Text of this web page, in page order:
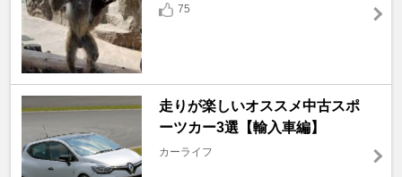
75
走りが楽しいオススメ中古スポ
ーツカー3選【輸入車編】
カーライフ